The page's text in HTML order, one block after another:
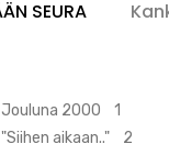
SEURA
Jouluna 2000 1
aikaan.." 2